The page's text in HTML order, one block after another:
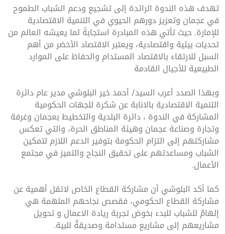
تهدف هذه الندوة الرائدة إلى تشجيع ودعم الشباب الطموح
في عجمان وتعزيز دورهم الحيوي في التنمية الاقتصادية
للإمارة. حيث تأتي هذه المبادرة استجابةً لما يعيشه العالم من
تحديات بيئية واقتصادية، ويعتبر الاقتصاد الأخضر من أهم
السبل للارتقاء بالاقتصاد المستدام والحفاظ على الموارد
الطبيعية للأجيال القادمة
وبهذا الصدد أعرب السيد/ أحمد خير البلوشي مدير عام دائرة
التنمية الاقتصادية بالانابة عن شكرة للجهات الحكومية
المشاركة في الندوة ، دائرة البلدية والتخطيط بعجمان وغرفة
وتجارة وصناعة عجمان وهيئة المناطق الحرة، والتي تعكس
مشاركتهم إلى التزام الحكومة بتوفير الدعم اللازم لتمكين
الشباب ومساعدتهم على تحقيق النجاح والتميز في مجتمع
الأعمال.
كما أكد البلوشي أن مشاركة القطاع الخاص لاتقل أهمية عن
مشاركة القطاع الحكومي، فقصص نجاحهم الملهمة هي
إلهامٌ للشباب للبدء بخوض تجربة ريادة الاعمال و تحويل
مشاريعهم إلى مشاريع مستدامة وصديقةٌ للبية.